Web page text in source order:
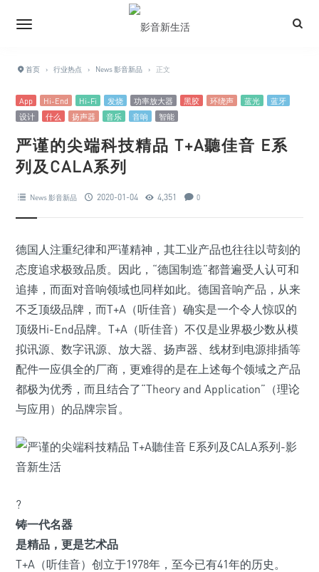
首页 › 行业热点 › News 影音新品 › 正文
App Hi-End Hi-Fi 发烧 功率放大器 黑胶 环绕声 蓝光
蓝牙
设计
什么 扬声器 音乐 音响 智能
严谨的尖端科技精品 T+A聽佳音 E系
列及CALA系列
News 影音新品 2020-01-04 4,351 0
德国人注重纪律和严谨精神，其工业产品也往往以苛刻的
态度追求极致品质。因此，“德国制造”都普遍受人认可和
追捧，而面对音响领域也同样如此。德国音响产品，从来
不乏顶级品牌，而T+A（听佳音）确实是一个令人惊叹的
顶级Hi-End品牌。T+A（听佳音）不仅是业界极少数从模
拟讯源、数字讯源、放大器、扬声器、线材到电源排插等
配件一应俱全的厂商，更难得的是在上述每个领域之产品
都极为优秀，而且结合了“Theory and Application”（理论
与应用）的品牌宗旨。
?
铸一代名器
是精品，更是艺术品
T+A（听佳音）创立于1978年，至今已有41年的历史。